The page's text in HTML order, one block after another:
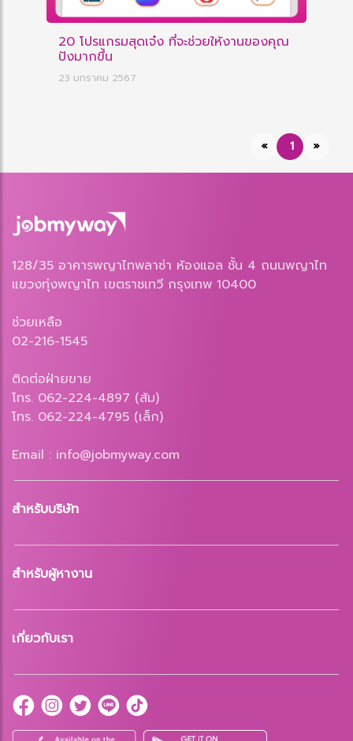
20 โปรแกรมสุดเจ๋ง ที่จะช่วยให้งานของคุณ
ปังมากขึ้น
23 มกราคม 2567
« 1 »
128/35 อาคารพญาไทพลาซ่า ห้องแอล ชั้น 4 ถนนพญาไท
แขวงทุ่งพญาไท เขตราชเทวี กรุงเทพ 10400
ช่วยเหลือ
02-216-1545
ติดต่อฝ่ายขาย
โทร. 062-224-4897 (ส้ม)
โทร. 062-224-4795 (เล็ก)
Email : info@jobmyway.com
สำหรับบริษัท
สำหรับผู้หางาน
เกี่ยวกับเรา